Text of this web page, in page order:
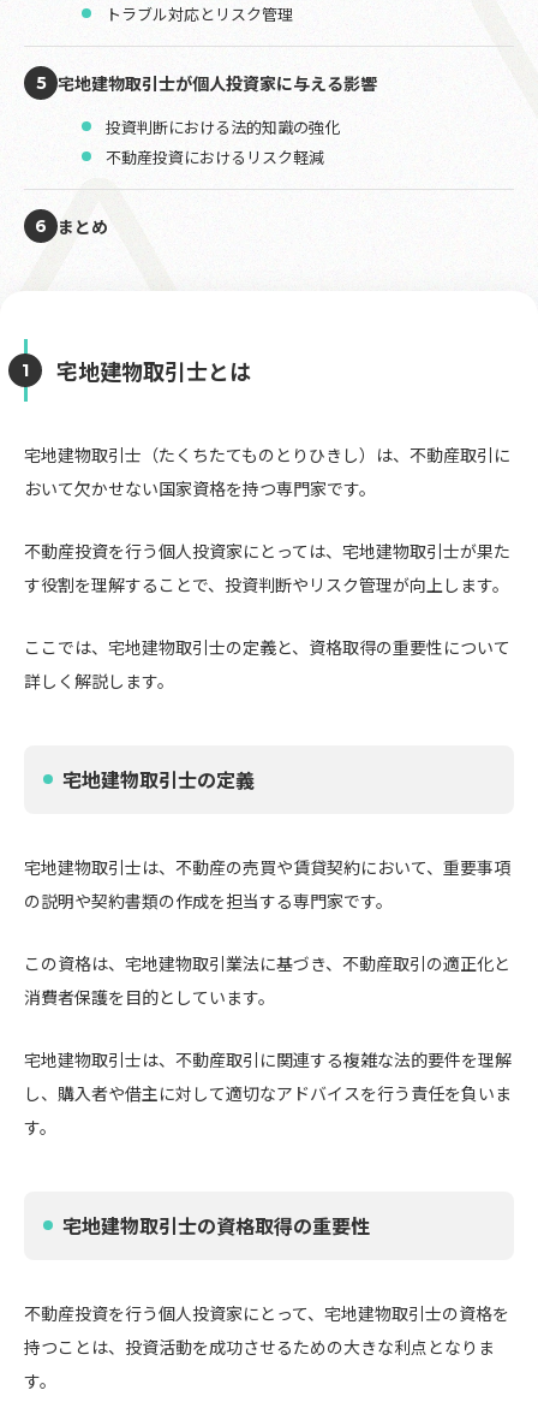
トラブル対応とリスク管理
5 宅地建物取引士が個人投資家に与える影響
投資判断における法的知識の強化
不動産投資におけるリスク軽減
6 まとめ
宅地建物取引士とは
宅地建物取引士（たくちたてものとりひきし）は、不動産取引に
おいて欠かせない国家資格を持つ専門家です。
不動産投資を行う個人投資家にとっては、宅地建物取引士が果た
す役割を理解することで、投資判断やリスク管理が向上します。
ここでは、宅地建物取引士の定義と、資格取得の重要性について
詳しく解説します。
宅地建物取引士の定義
宅地建物取引士は、不動産の売買や賃貸契約において、重要事項
の説明や契約書類の作成を担当する専門家です。
この資格は、宅地建物取引業法に基づき、不動産取引の適正化と
消費者保護を目的としています。
宅地建物取引士は、不動産取引に関連する複雑な法的要件を理解
し、購入者や借主に対して適切なアドバイスを行う責任を負いま
す。
宅地建物取引士の資格取得の重要性
不動産投資を行う個人投資家にとって、宅地建物取引士の資格を
持つことは、投資活動を成功させるための大きな利点となりま
す。